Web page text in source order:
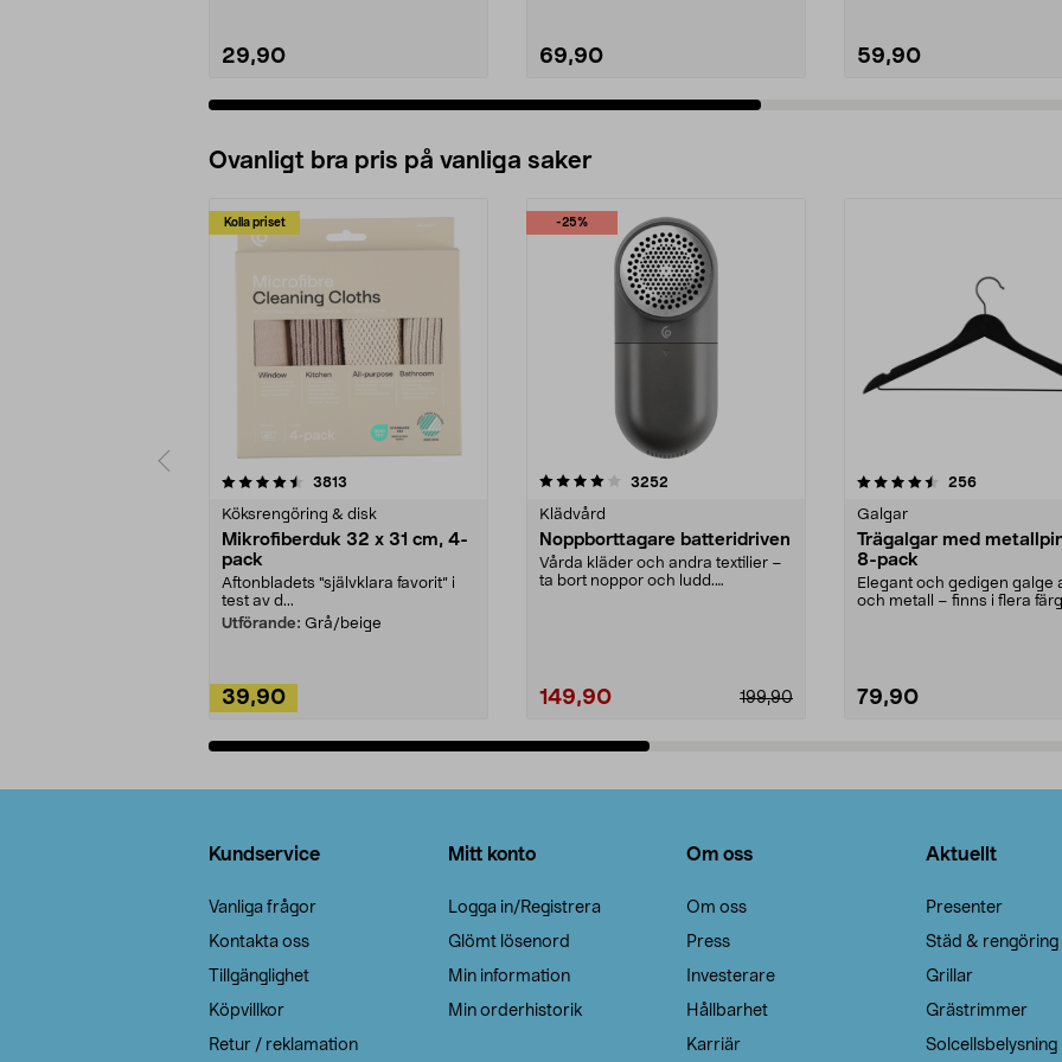
29,90 69,90 59,90
Ovanligt bra pris på vanliga saker
Kolla priset
3813
Köksrengöring & disk
Mikrofiberduk 32 x 31 cm, 4-
pack
Aftonbladets "självklara favorit” i
test av d...
Utförande: Grå/beige
39,90
-25%
4.0av 5 stjärnor 3252
Klädvård
Noppborttagare batteridriven
Vårda kläder och andra textilier –
ta bort noppor och ludd.
199,90
149,90
4.5av 5 stjärnor 256recensioner
Galgar
Trägalgar med
8-pack
Elegant och gedigen galge
och metall – finns i flera
79,90
4.0av 5 stjärnor
Kundservice
Vanliga frågor
Kontakta oss
Tillgänglighet
Köpvillkor
Retur / reklamation
Mitt konto
Logga in/Registrera
Glömt lösenord
Min information
Min orderhistorik
Om oss
Om oss
Press
Investerare
Hållbarhet
Karriär
Aktuellt
Presenter
Städ & rengöring
Grillar
Grästrimmer
Solcellsbelysning